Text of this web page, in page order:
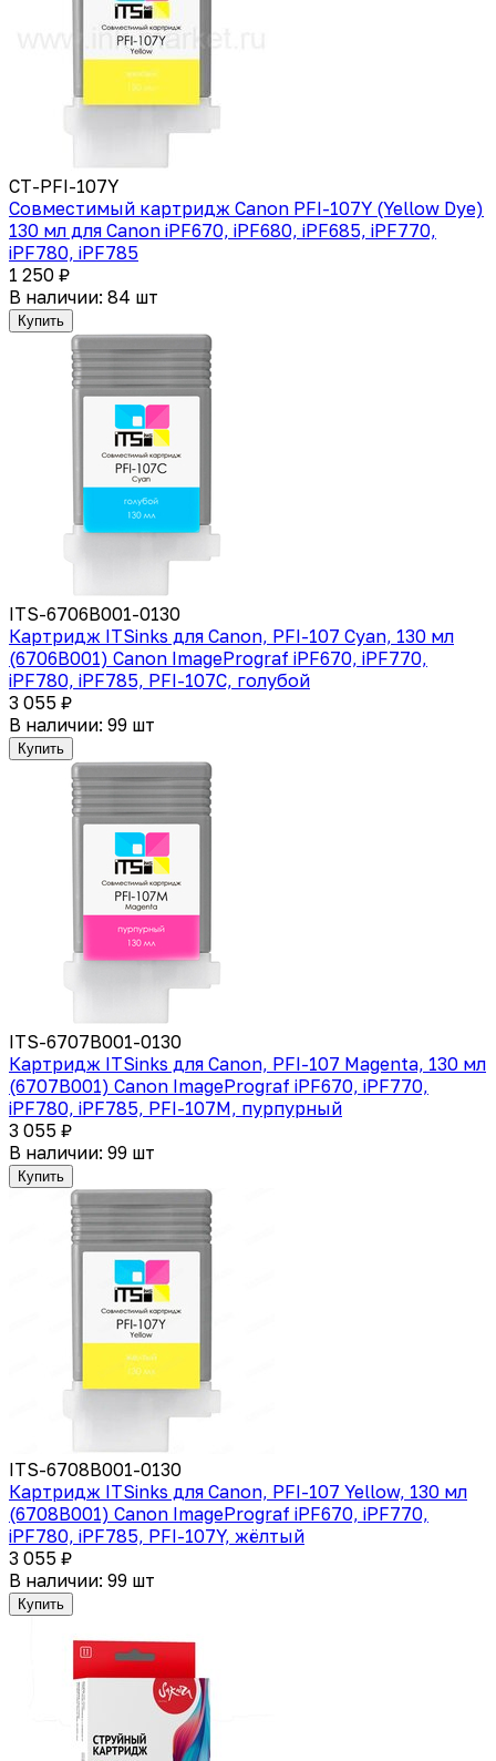
CT-PFI-107Y
Совместимый картридж Canon PFI-107Y (Yellow Dye)
130 мл для Canon iPF670, iPF680, iPF685, iPF770,
iPF780, iPF785
1 250 ₽
В наличии: 84 шт
Купить
ITS-6706B001-0130
Картридж ITSinks для Canon, PFI-107 Cyan, 130 мл
(6706B001) Canon ImagePrograf iPF670, iPF770,
iPF780, iPF785, PFI-107C, голубой
3 055 ₽
В наличии: 99 шт
Купить
ITS-6707B001-0130
Картридж ITSinks для Canon, PFI-107 Magenta, 130 мл
(6707B001) Canon ImagePrograf iPF670, iPF770,
iPF780, iPF785, PFI-107M, пурпурный
3 055 ₽
В наличии: 99 шт
Купить
ITS-6708B001-0130
Картридж ITSinks для Canon, PFI-107 Yellow, 130 мл
(6708B001) Canon ImagePrograf iPF670, iPF770,
iPF780, iPF785, PFI-107Y, жёлтый
3 055 ₽
В наличии: 99 шт
Купить